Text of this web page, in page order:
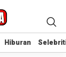
Hiburan
Hiburan